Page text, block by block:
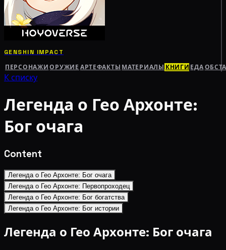
GENSHIN IMPACT
ПЕРСОНАЖИ ОРУЖИЕ АРТЕФАКТЫ МАТЕРИАЛЫ КНИГИ ЕДА
К списку
Легенда о Гео Архонте:
Бог очага
Content
Легенда о Гео Архонте: Бог очага
Легенда о Гео Архонте: Первопроходец
Легенда о Гео Архонте: Бог богатства
Легенда о Гео Архонте: Бог истории
Легенда о Гео Архонте: Бог очага